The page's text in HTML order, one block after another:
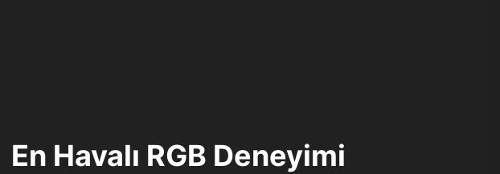
En Havalı RGB Deneyimi